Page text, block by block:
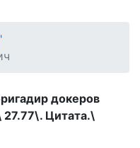
докеров
27.77\. Цитата.\